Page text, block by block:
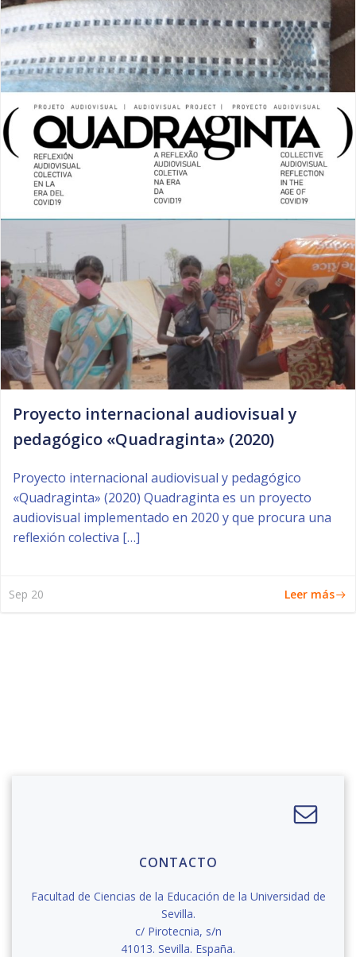
Proyecto internacional audiovisual y
pedagógico «Quadraginta» (2020)
Proyecto internacional audiovisual y pedagógico
«Quadraginta» (2020) Quadraginta es un proyecto
audiovisual implementado en 2020 y que procura una
reflexión colectiva […]
Sep 20 Leer más
CONTACTO
Facultad de Ciencias de la Educación de la Universidad de
Sevilla.
c/ Pirotecnia, s/n
41013. Sevilla. España.